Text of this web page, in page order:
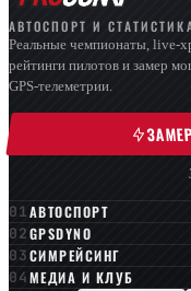
АВТОСПОРТ И
Реальные чемпионаты, live-
рейтинги пилотов и замер
GPS-телеметрии.
АВТОСПОРТ
GPSDYNO
СИМРЕЙСИНГ
МЕДИА И КЛУБ